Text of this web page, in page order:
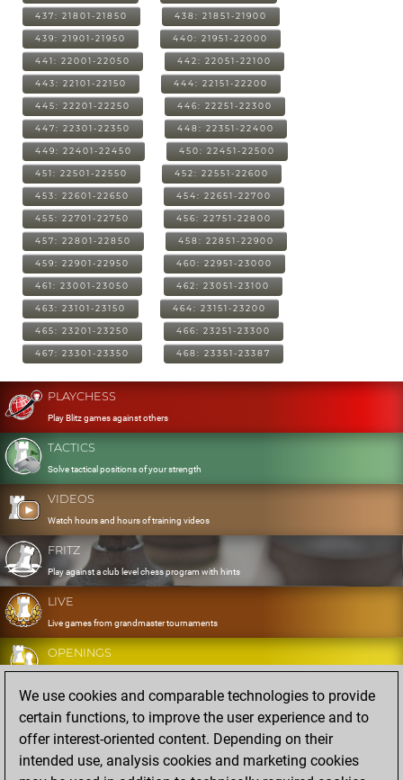
437: 21801-21850 438: 21851-21900
439: 21901-21950 440: 21951-22000
441: 22001-22050 442: 22051-22100
443: 22101-22150 444: 22151-22200
445: 22201-22250 446: 22251-22300
447: 22301-22350 448: 22351-22400
449: 22401-22450 450: 22451-22500
451: 22501-22550 452: 22551-22600
453: 22601-22650 454: 22651-22700
455: 22701-22750 456: 22751-22800
457: 22801-22850 458: 22851-22900
459: 22901-22950 460: 22951-23000
461: 23001-23050 462: 23051-23100
463: 23101-23150 464: 23151-23200
465: 23201-23250 466: 23251-23300
467: 23301-23350 468: 23351-23387
PLAYCHESS
Play Blitz games against others
TACTICS
Solve tactical positions of your strength
VIDEOS
Watch hours and hours of training videos
FRITZ
Play against a club level chess program with hints
LIVE
Live games from grandmaster tournaments
OPENINGS
Develop and exercise your openings
DATABASE
Eight million strong games
MYGAMES
Store and analyse your own games in the cloud
We use cookies and comparable technologies to provide
certain functions, to improve the user experience and to
offer interest-oriented content. Depending on their
intended use, analysis cookies and marketing cookies